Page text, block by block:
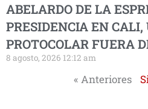
ABELARDO DE LA
PRESIDENCIA EN
PROTOCOLAR FUERA
8 agosto, 2026 12:12 am
« Anteriores